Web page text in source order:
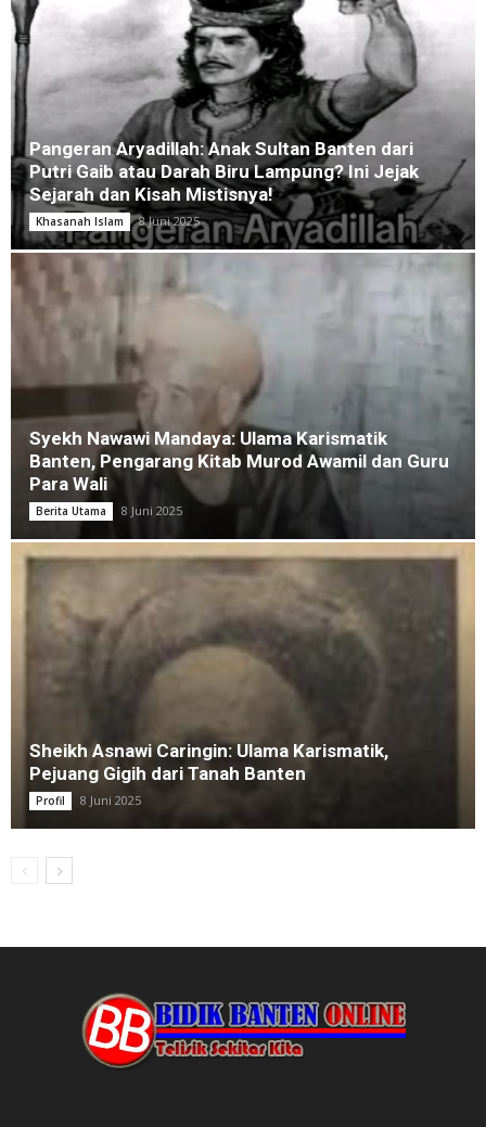
Pangeran Aryadillah: Anak Sultan Banten dari
Putri Gaib atau Darah Biru Lampung? Ini Jejak
Sejarah dan Kisah Mistisnya!
Khasanah Islam 8 Juni 2025
Syekh Nawawi Mandaya: Ulama Karismatik
Banten, Pengarang Kitab Murod Awamil dan Guru
Para Wali
Berita Utama 8 Juni 2025
Sheikh Asnawi Caringin: Ulama Karismatik,
Pejuang Gigih dari Tanah Banten
Profil 8 Juni 2025